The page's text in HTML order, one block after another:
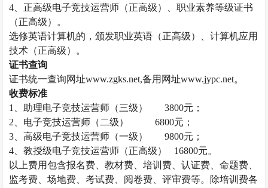
4、正高级电子竞技运营师（正高级）、职业素养等级证书
（正高级）。
选修英语计算机的，颁发职业英语（正高级）、计算机应用
技术（正高级）。
证书查询
证书统一查询网址www.zgks.net,备用网址www.jypc.net。
收费标准
1、助理电子竞技运营师（三级）
3800元；
2、电子竞技运营师（二级）
6800元；
3、高级电子竞技运营师（一级）
9800元；
4、教授级电子竞技运营师（正高级）
16800元。
以上费用包含报名费、教材费、培训费、认证费、命题费、
监考费、场地费、考试费、阅卷费、评审费等。除培训费各